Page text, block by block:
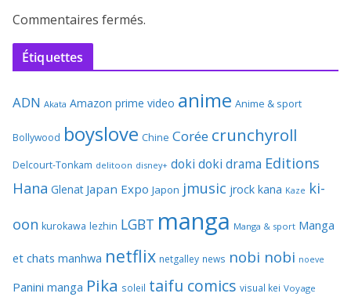
Commentaires fermés.
Étiquettes
ADN Akata Amazon prime video anime Anime & sport
Bollywood boyslove Chine Corée crunchyroll
Delcourt-Tonkam delitoon disney+ doki doki drama Editions
Hana Glenat Japan Expo Japon jmusic jrock kana Kaze ki-
oon kurokawa lezhin LGBT manga Manga & sport Manga
et chats manhwa netflix netgalley news nobi nobi noeve
Panini manga Pika soleil taifu comics visual kei Voyage